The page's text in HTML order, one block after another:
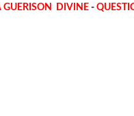
GUERISON DIVINE -